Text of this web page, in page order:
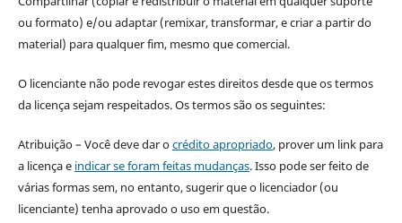
ou formato) e/ou adaptar (remixar, transformar, e criar a partir do
material) para qualquer fim, mesmo que comercial.
O licenciante não pode revogar estes direitos desde que os termos
da licença sejam respeitados. Os termos são os seguintes:
Atribuição – Você deve dar ocrédito apropriado, prover um link para
a licença e indicar se foram feitas mudanças. Isso pode ser feito de
várias formas sem, no entanto, sugerir que o licenciador (ou
licenciante) tenha aprovado o uso em questão.